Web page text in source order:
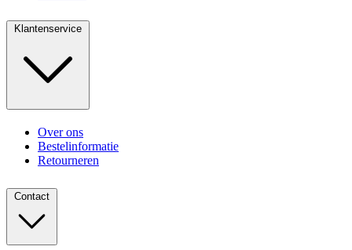
Klantenservice
Over ons
Bestelinformatie
Retourneren
Contact